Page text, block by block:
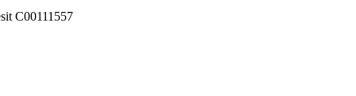
C00111557